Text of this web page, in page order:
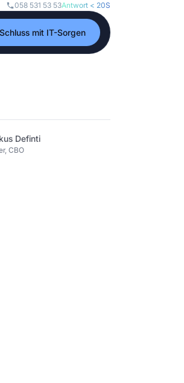
058 531 53 53Antwort < 20S
Schluss mit IT-Sorgen
Definti
CBO